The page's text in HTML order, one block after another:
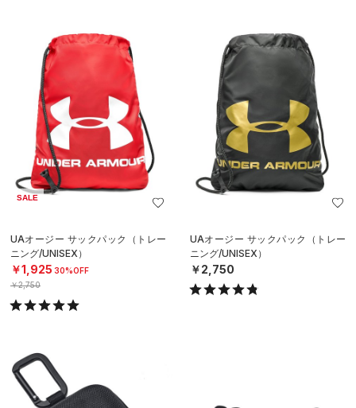
SALE
UAオージー サックパック（トレー
ニング/UNISEX）
￥1,925 30%OFF
￥2,750
UAオージー サックパック（トレー
ニング/UNISEX）
￥2,750